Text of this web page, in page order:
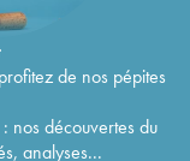
de nos pépites
nos découvertes du
analyses...